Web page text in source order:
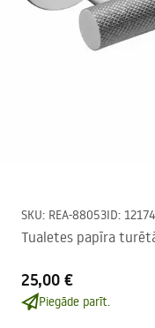
SKU: REA-88053ID: 12174
Tualetes papīra
25,00 €
Piegāde parīt.